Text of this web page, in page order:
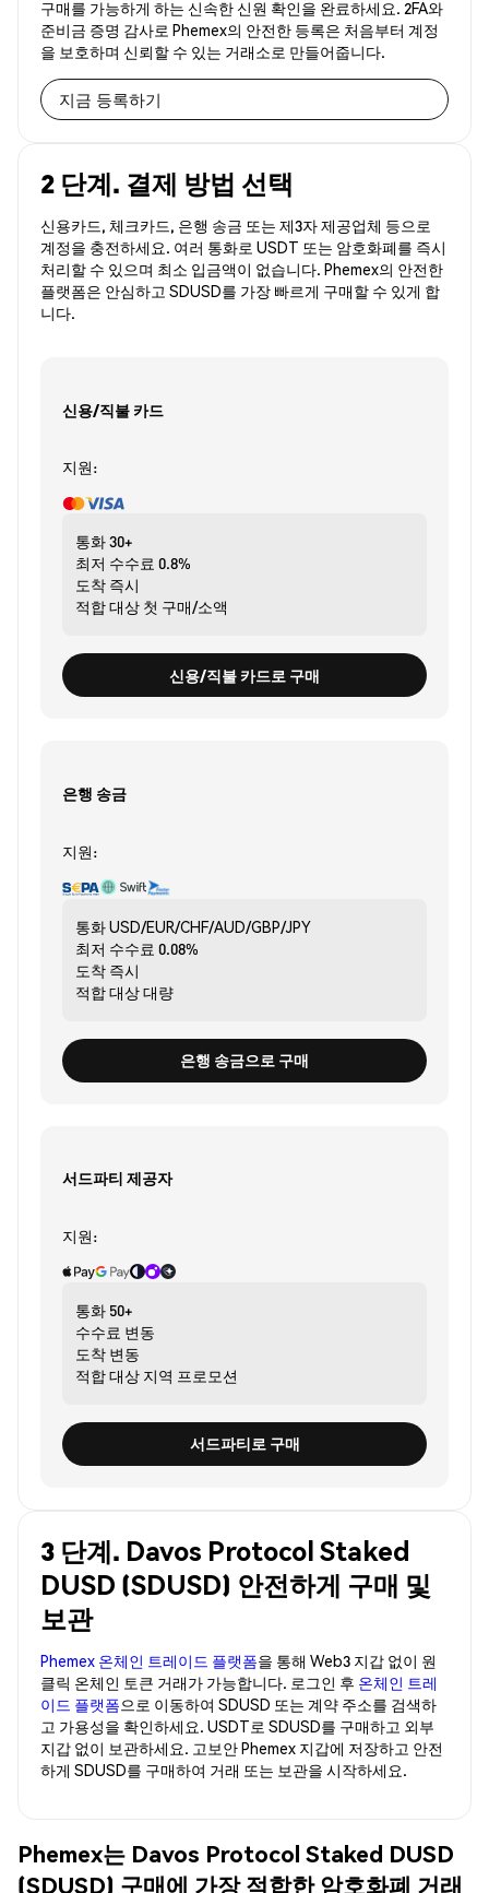
구매를 가능하게 하는 신속한 신원 확인을 완료하세요. 2FA와
준비금 증명 감사로 Phemex의 안전한 등록은 처음부터 계정
을 보호하며 신뢰할 수 있는 거래소로 만들어줍니다.
지금 등록하기
2 단계. 결제 방법 선택
신용카드, 체크카드, 은행 송금 또는 제3자 제공업체 등으로
계정을 충전하세요. 여러 통화로 USDT 또는 암호화폐를 즉시
처리할 수 있으며 최소 입금액이 없습니다. Phemex의 안전한
플랫폼은 안심하고 SDUSD를 가장 빠르게 구매할 수 있게 합
니다.
신용/직불 카드
지원:
통화30+
최저 수수료 0.8%
도착 즉시
적합 대상 첫 구매/소액
신용/직불 카드로 구매
은행 송금
지원:
통화USD/EUR/CHF/AUD/GBP/JPY
최저 수수료 0.08%
도착 즉시
적합 대상대량
은행 송금으로 구매
서드파티 제공자
지원:
통화 50+
수수료 변동
도착 변동
적합 대상 지역 프로모션
서드파티로 구매
3 단계. Davos Protocol Staked
DUSD (SDUSD) 안전하게 구매 및
보관
Phemex 온체인 트레이드 플랫폼을 통해 Web3 지갑 없이 원
클릭 온체인 토큰 거래가 가능합니다. 로그인 후 온체인 트레
이드 플랫폼으로 이동하여 SDUSD 또는 계약 주소를 검색하
고 가용성을 확인하세요. USDT로 SDUSD를 구매하고 외부
지갑 없이 보관하세요. 고보안 Phemex 지갑에 저장하고 안전
하게 SDUSD를 구매하여 거래 또는 보관을 시작하세요.
Phemex는 Davos Protocol Staked DUSD
(SDUSD) 구매에 가장 적합한 암호화폐 거래